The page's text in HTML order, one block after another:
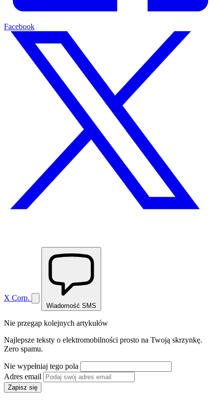
Facebook
X Corp.
Wiadomość SMS
Nie przegap kolejnych artykułów
Najlepsze teksty o elektromobilności prosto na Twoją skrzynkę.
Zero spamu.
Nie wypełniaj tego pola
Adres email
Zapisz się